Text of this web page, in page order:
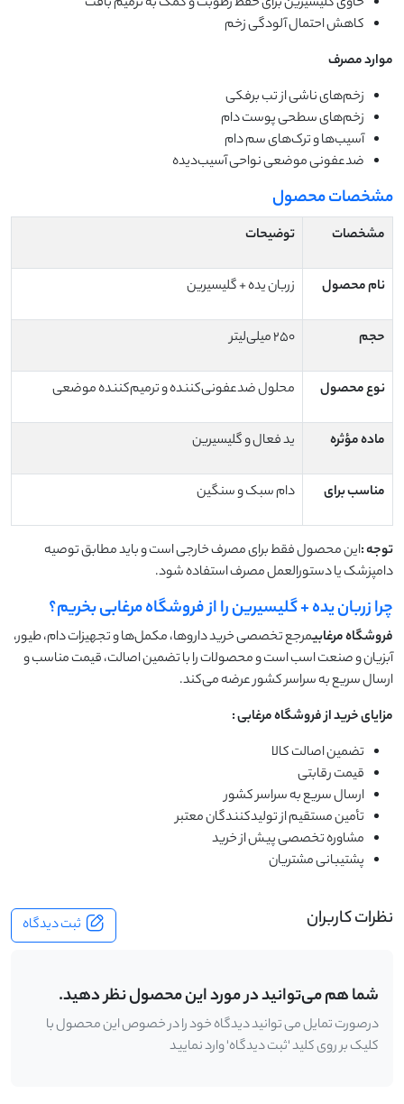
کاهش احتمال آلودگی زخم
موارد مصرف
زخم‌های ناشی از تب برفکی
زخم‌های سطحی پوست دام
آسیب‌ها و ترک‌های سم دام
ضدعفونی موضعی نواحی آسیب‌دیده
مشخصات محصول
مشخصات توضیحات
نام محصول زربان یده + گلیسیرین
حجم 250 میلی‌لیتر
نوع محصول محلول ضدعفونی‌کننده و ترمیم‌کننده موضعی
ماده مؤثره ید فعال و گلیسیرین
مناسب برای دام سبک و سنگین
توجه:این محصول فقط برای مصرف خارجی است و باید مطابق توصیه
دامپزشک یا دستورالعمل مصرف استفاده شود.
چرا زربان یده + گلیسیرین را از فروشگاه مرغابی بخریم؟
فروشگاه مرغابیمرجع تخصصی خرید داروها، مکمل‌ها و تجهیزات دام، طیور،
آبزیان و صنعت اسب است و محصولات را با تضمین اصالت، قیمت مناسب و
ارسال سریع به سراسر کشور عرضه می‌کند.
مزایای خرید از فروشگاه مرغابی:
تضمین اصالت کالا
قیمت رقابتی
ارسال سریع به سراسر کشور
تأمین مستقیم از تولیدکنندگان معتبر
مشاوره تخصصی پیش از خرید
پشتیبانی مشتریان
نظرات کاربران ثبت دیدگاه
شما هم می‌توانید در مورد این محصول نظر دهید.
درصورت تمایل می توانید دیدگاه خود را در خصوص این محصول با
کلیک بر روی کلید 'ثبت دیدگاه' وارد نمایید